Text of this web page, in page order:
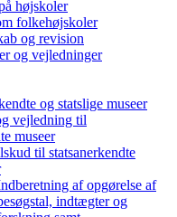
højskoler
folkehøjskoler
og revision
og vejledninger
og statslige museer
vejledning til
museer
til statsanerkendte
af opgørelse af
indtægter og